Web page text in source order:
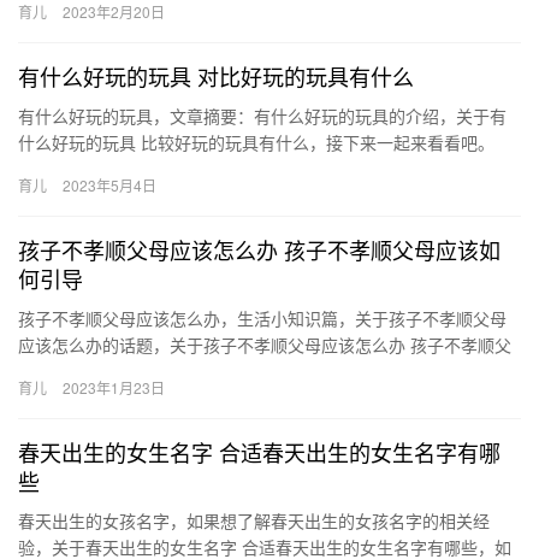
防…
育儿 2023年2月20日
有什么好玩的玩具 对比好玩的玩具有什么
有什么好玩的玩具，文章摘要：有什么好玩的玩具的介绍，关于有
什么好玩的玩具 比较好玩的玩具有什么，接下来一起来看看吧。
育儿 2023年5月4日
孩子不孝顺父母应该怎么办 孩子不孝顺父母应该如
何引导
孩子不孝顺父母应该怎么办，生活小知识篇，关于孩子不孝顺父母
应该怎么办的话题，关于孩子不孝顺父母应该怎么办 孩子不孝顺父
育儿 2023年1月23日
春天出生的女生名字 合适春天出生的女生名字有哪
些
春天出生的女孩名字，如果想了解春天出生的女孩名字的相关经
验，关于春天出生的女生名字 合适春天出生的女生名字有哪些，如